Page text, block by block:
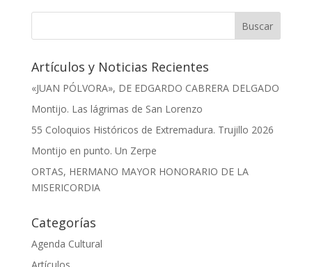
Artículos y Noticias Recientes
«JUAN PÓLVORA», DE EDGARDO CABRERA DELGADO
Montijo. Las lágrimas de San Lorenzo
55 Coloquios Históricos de Extremadura. Trujillo 2026
Montijo en punto. Un Zerpe
ORTAS, HERMANO MAYOR HONORARIO DE LA
MISERICORDIA
Categorías
Agenda Cultural